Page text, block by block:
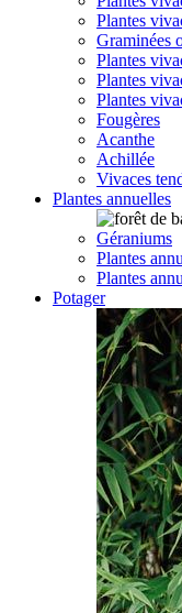
Plantes
Graminées
Plantes
Plantes
Plantes
Fougères
Acanthe
Achillée
Vivaces
Plantes annuelles
Géraniums
Plantes
Plantes
Potager